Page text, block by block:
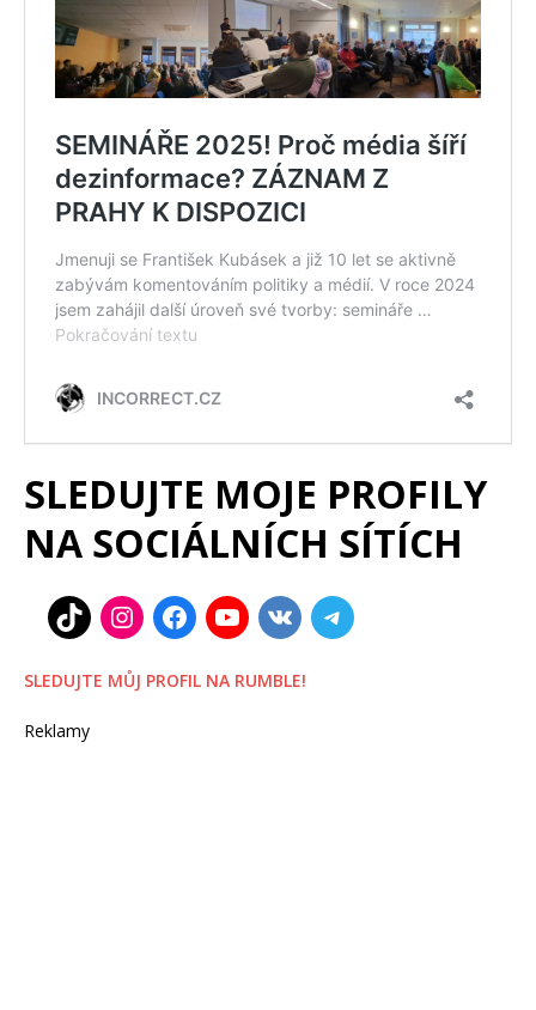
SLEDUJTE MOJE PROFILY
NA SOCIÁLNÍCH SÍTÍCH
SLEDUJTE MŮJ PROFIL NA RUMBLE!
Reklamy